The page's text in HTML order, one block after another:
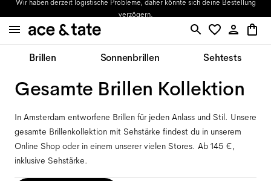
Updates zu offenen Bestellungen bekommst du per E-Mail.
Brillen Sonnenbrillen Sehtests
Gesamte Brillen Kollektion
In Amsterdam entworfene Brillen für jeden Anlass und Stil. Unsere
gesamte Brillenkollektion mit Sehstärke findest du in unserem
Online Shop oder in einem unserer vielen Stores. Ab 145 €,
inklusive Sehstärke.